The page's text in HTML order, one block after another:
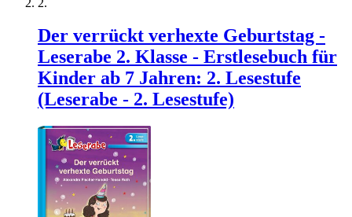
Der verrückt verhexte Geburtstag -
Leserabe 2. Klasse - Erstlesebuch für
Kinder ab 7 Jahren: 2. Lesestufe
(Leserabe - 2. Lesestufe)